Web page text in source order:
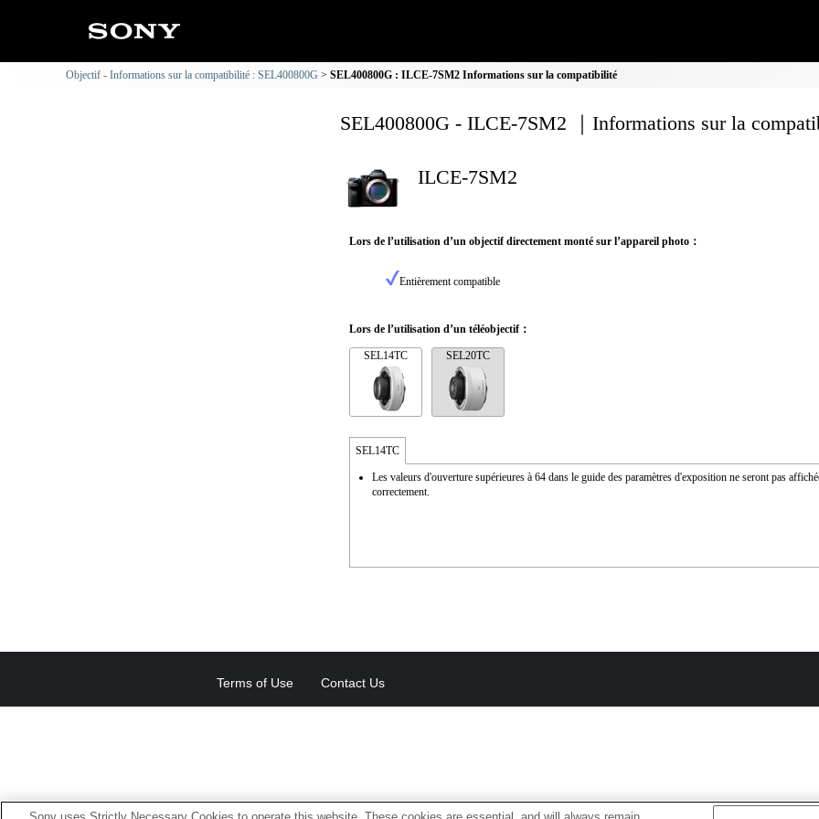
Objectif - Informations sur la compatibilité : SEL400800G SEL400800G : ILCE-7SM2 Informations sur la compatibilité
SEL400800G - ILCE-7SM2 ｜Informations sur la
ILCE-7SM2
Lors de l’utilisation d’un objectif directement monté sur l’appareil photo：
Entièrement compatible
Lors de l’utilisation d’un téléobjectif：
SEL14TC SEL20TC
SEL14TC
Les valeurs d'ouverture supérieures à 64 dans le guide des paramètres d'exposition ne seront pas
correctement.
Terms of Use Contact Us